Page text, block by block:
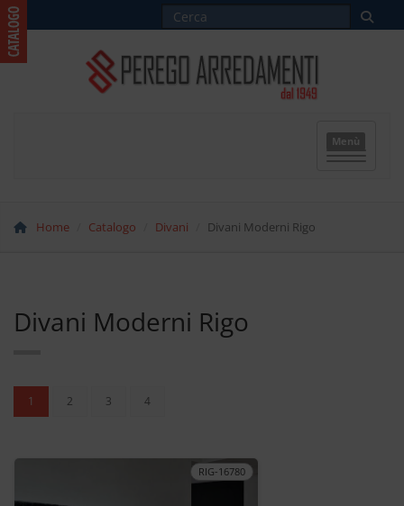
Menù
Home Catalogo Divani Divani Moderni Rigo
Divani Moderni Rigo
1 (corrente)
2 3 4
RIG-16780